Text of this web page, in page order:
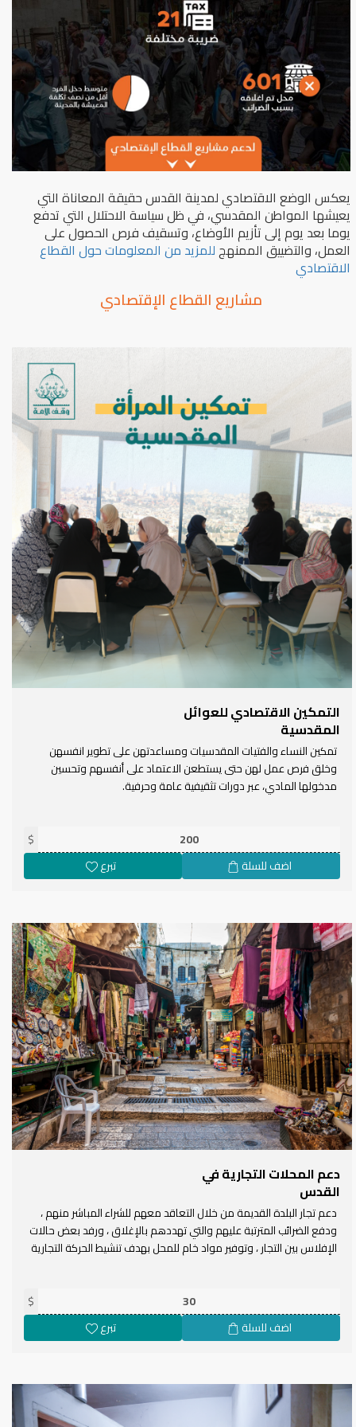
يعكس الوضع الاقتصادي لمدينة القدس حقيقة المعاناة التي
يعيشها المواطن المقدسي، في ظل سياسة الاحتلال التي تدفع
يوما بعد يوم إلى تأزيم الأوضاع، وتسقيف فرص الحصول على
العمل، والتضييق الممنهجللمزيد من المعلومات حول القطاع
الاقتصادي
مشاريع القطاع الإقتصادي
التمكين الاقتصادي للعوائل
المقدسية
تمكين النساء والفتيات المقدسيات ومساعدتهن على تطوير انفسهن
وخلق فرص عمل لهن حتى يستطعن الاعتماد على أنفسهم وتحسين
مدخولها المادي، عبر دورات تثقيفية عامة وحرفية.
$
اضف للسلة تبرع
دعم المحلات التجارية في
القدس
دعم تجار البلدة القديمة من خلال التعاقد معهم للشراء المباشر منهم ،
ودفع الضرائب المترتبة عليهم والتي تهددهم بالإغلاق ، ورفد بعض حالات
الإفلاس بين التجار ، وتوفير مواد خام للمحل بهدف تنشيط الحركة التجارية
$
اضف للسلة تبرع